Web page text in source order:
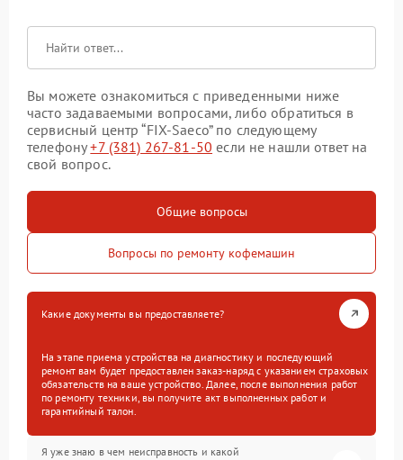
Вы можете ознакомиться с приведенными ниже
часто задаваемыми вопросами, либо обратиться в
сервисный центр “FIX-Saeco” по следующему
телефону+7 (381) 267-81-50 если не нашли ответ на
свой вопрос.
Общие вопросы
Вопросы по ремонту кофемашин
Какие документы вы предоставляете?
На этапе приема устройства на диагностику и последующий
ремонт вам будет предоставлен заказ-наряд с указанием страховых
обязательств на ваше устройство. Далее, после выполнения работ
по ремонту техники, вы получите акт выполненных работ и
гарантийный талон.
Я уже знаю в чем неисправность и какой